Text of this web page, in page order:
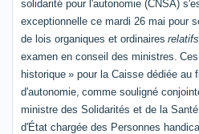
solidarité pour l'autonomie (CNSA)
exceptionnelle ce mardi 26 mai pour
de lois organiques et ordinaires
examen en conseil des ministres.
historique » pour la Caisse dédiée au
d'autonomie, comme souligné
ministre des Solidarités et de la
d'État chargée des Personnes